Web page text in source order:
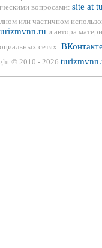
вопросами: site at
или частичном
и автора
сетях:
© 2010 - 2026